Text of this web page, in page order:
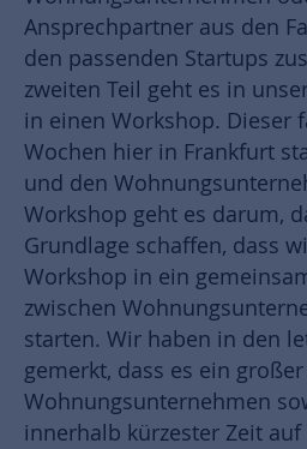
Ansprechpartner aus den
den passenden Startups
zweiten Teil geht es in
in einen Workshop. Dieser
Wochen hier in Frankfurt
und den
Workshop geht es darum,
Grundlage schaffen, dass
Workshop in ein
zwischen
starten. Wir haben in den
gemerkt, dass es ein
Wohnungsunternehmen
innerhalb kürzester Zeit